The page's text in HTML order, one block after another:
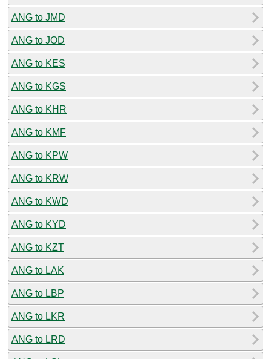
ANG to JMD
ANG to JOD
ANG to KES
ANG to KGS
ANG to KHR
ANG to KMF
ANG to KPW
ANG to KRW
ANG to KWD
ANG to KYD
ANG to KZT
ANG to LAK
ANG to LBP
ANG to LKR
ANG to LRD